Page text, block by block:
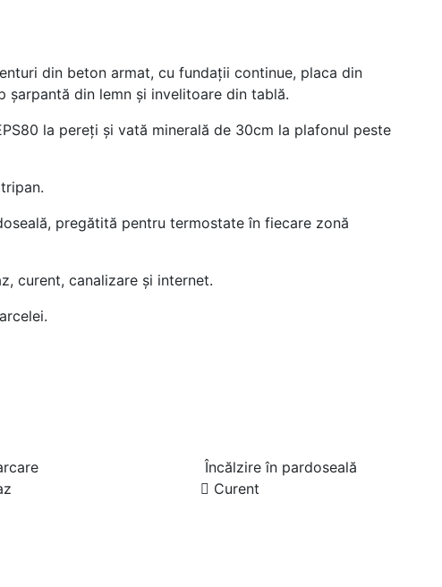
din beton armat, cu fundații continue, placa din
din lemn și invelitoare din tablă.
la pereți și vată minerală de 30cm la plafonul peste
pregătită pentru termostate în fiecare zonă
curent, canalizare și internet.
Încălzire în pardoseală
Curent